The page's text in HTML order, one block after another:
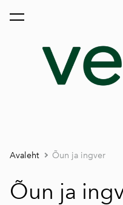
lisati ostukorvi.
Avaleht Õun ja ingver
Õun ja